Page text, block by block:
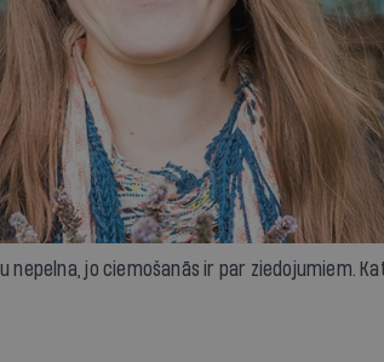
nepelna, jo ciemošanās ir par ziedojumiem.